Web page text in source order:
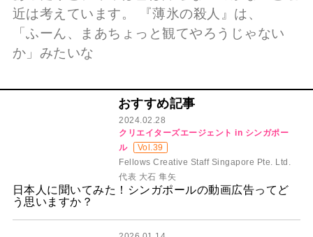
近は考えています。 『薄氷の殺人』は、
「ふーん、まあちょっと観てやろうじゃない
か」みたいな
おすすめ記事
2024.02.28
クリエイターズエージェント in シンガポー
ル
Vol.39
Fellows Creative Staff Singapore Pte. Ltd.
代表 大石 隼矢
日本人に聞いてみた！シンガポールの動画広告ってど
う思いますか？